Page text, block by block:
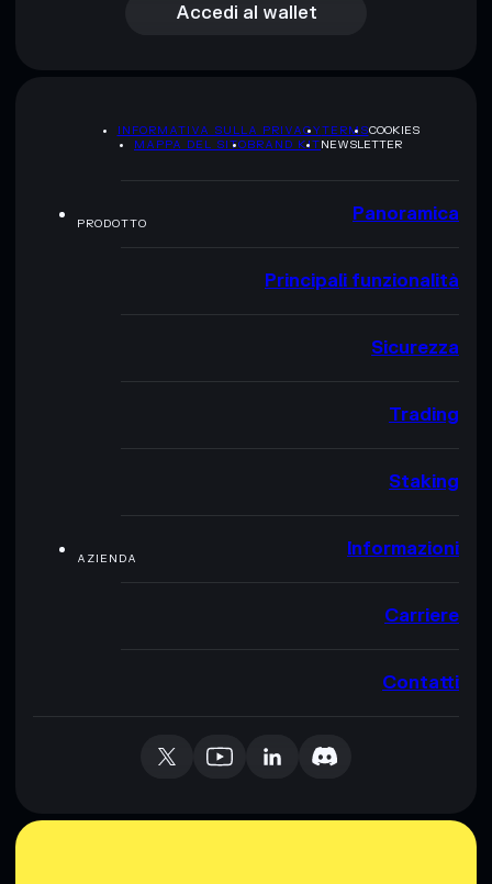
Accedi al wallet
INFORMATIVA SULLA PRIVACYTERMSCOOKIES
MAPPA DEL SITOBRAND KITNEWSLETTER
PRODOTTO Panoramica
Principali funzionalità
Sicurezza
Trading
Staking
AZIENDA Informazioni
Carriere
Contatti